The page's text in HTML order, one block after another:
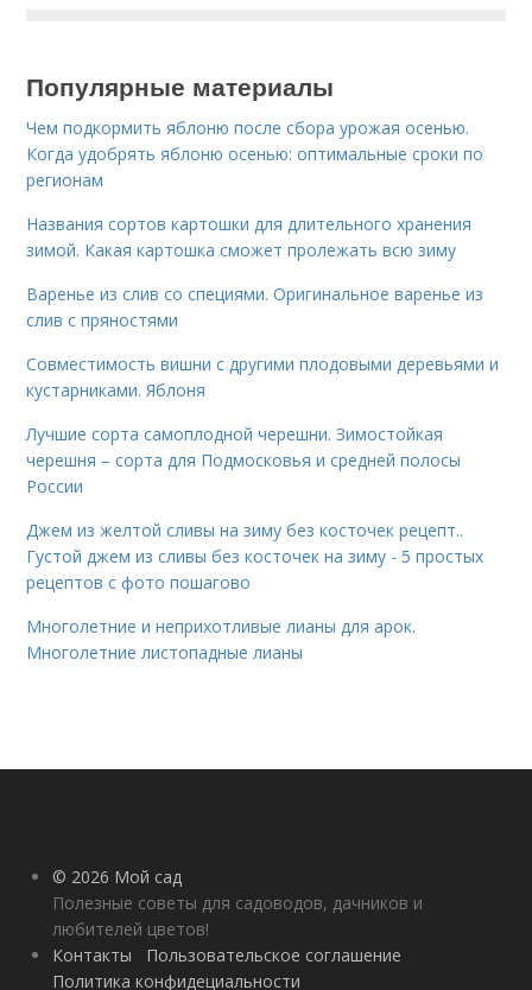
Популярные материалы
Чем подкормить яблоню после сбора урожая осенью.
Когда удобрять яблоню осенью: оптимальные сроки по
регионам
Названия сортов картошки для длительного хранения
зимой. Какая картошка сможет пролежать всю зиму
Варенье из слив со специями. Оригинальное варенье из
слив с пряностями
Совместимость вишни с другими плодовыми деревьями и
кустарниками. Яблоня
Лучшие сорта самоплодной черешни. Зимостойкая
черешня – сорта для Подмосковья и средней полосы
России
Джем из желтой сливы на зиму без косточек рецепт..
Густой джем из сливы без косточек на зиму - 5 простых
рецептов с фото пошагово
Многолетние и неприхотливые лианы для арок.
Многолетние листопадные лианы
© 2026 Мой сад
Полезные советы для садоводов, дачников и
любителей цветов!
Контакты
Пользовательское соглашение
Политика конфидециальности